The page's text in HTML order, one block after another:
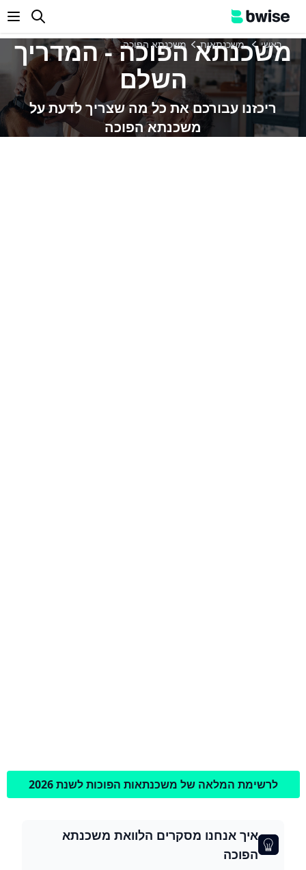
ראשי משכנתאות משכנתא הפוכה
משכנתא הפוכה - המדריך
השלם
ריכזנו עבורכם את כל מה שצריך לדעת על
משכנתא הפוכה
לרשימת המלאה של משכנתאות הפוכות לשנת 2026
איך אנחנו מסקרים הלוואת משכנתא
הפוכה